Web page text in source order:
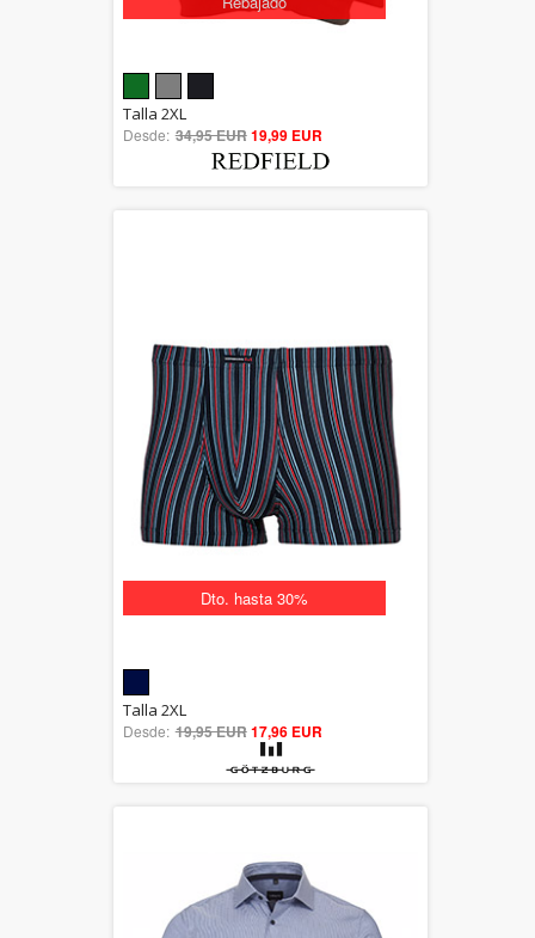
out of 5
Talla 2XL
Desde: 34,95 EUR19,99 EUR
Dto. hasta 30%
out of 5
Talla 2XL
Desde: 19,95 EUR17,96 EUR